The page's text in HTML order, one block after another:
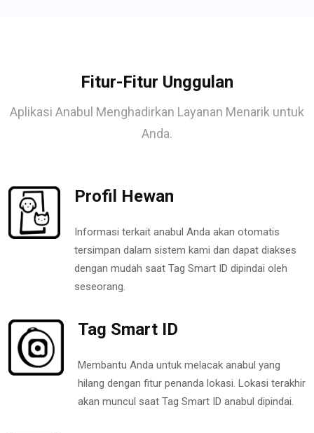
Fitur-Fitur Unggulan
Aplikasi Anabul Menghadirkan Layanan Menarik untuk
Anda.
Profil Hewan
Informasi terkait anabul Anda akan otomatis
tersimpan dalam sistem kami dan dapat diakses
dengan mudah saat Tag Smart ID dipindai oleh
seseorang.
Tag Smart ID
Membantu Anda untuk melacak anabul yang
hilang dengan fitur penanda lokasi. Lokasi terakhir
akan muncul saat Tag Smart ID anabul dipindai.